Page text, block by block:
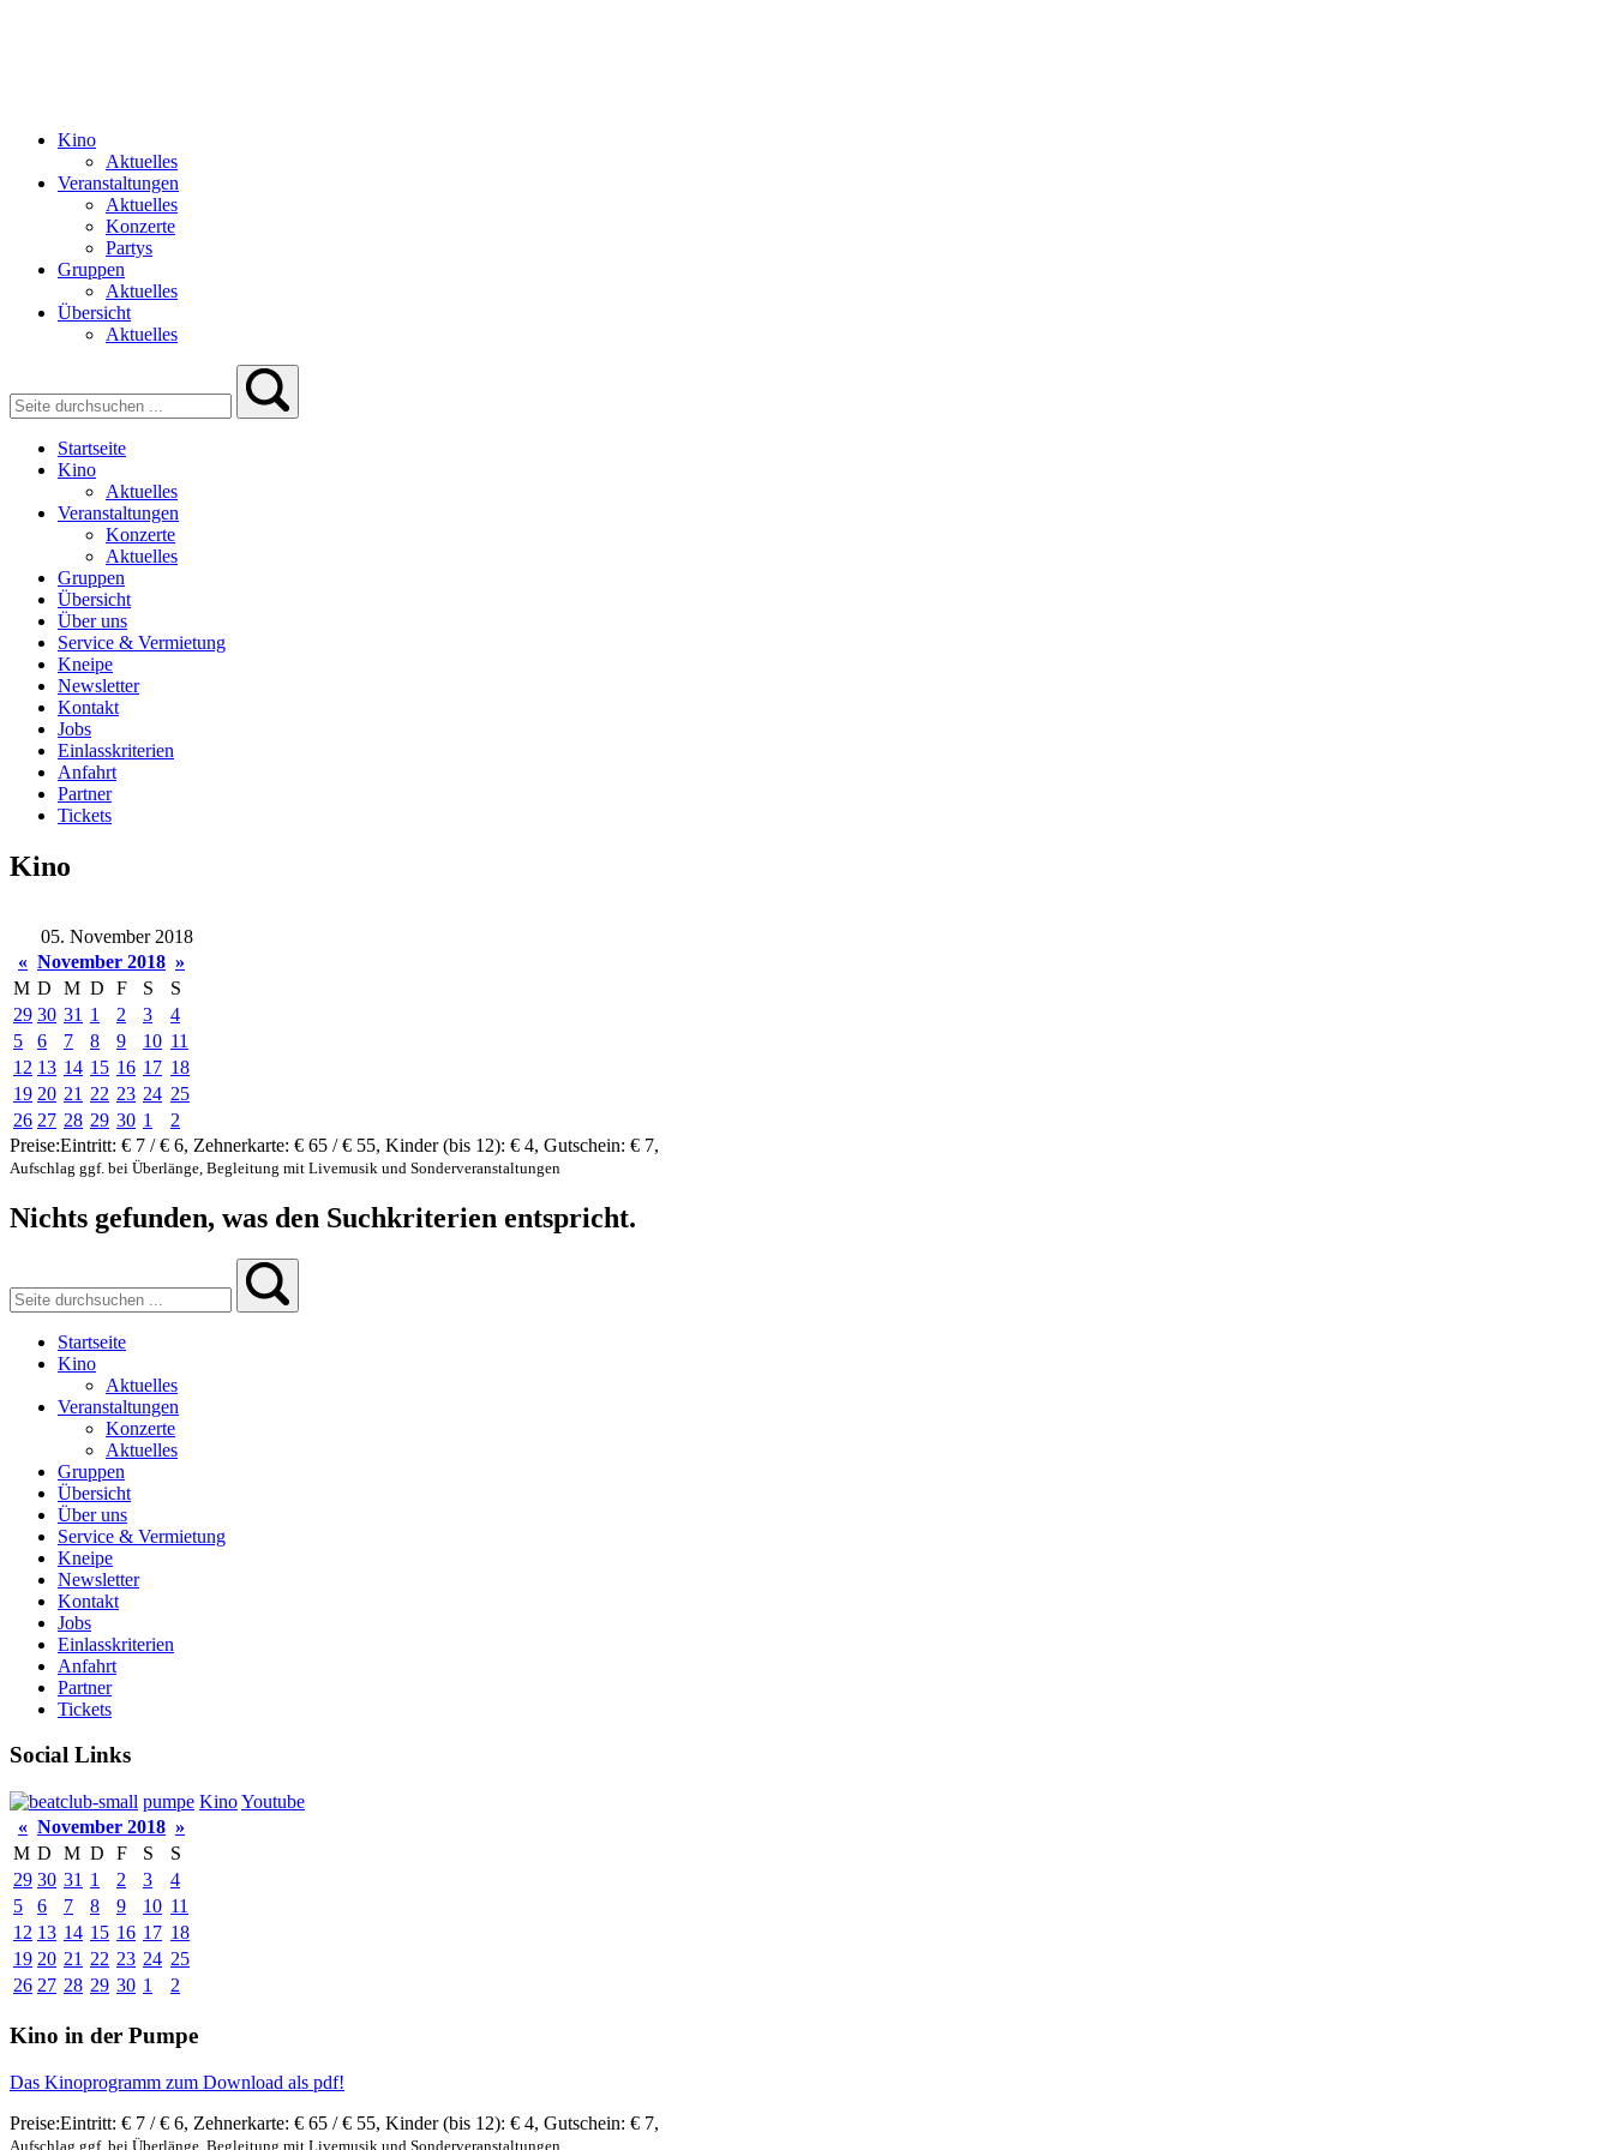
Kino
Aktuelles
Veranstaltungen
Aktuelles
Konzerte
Partys
Gruppen
Aktuelles
Übersicht
Aktuelles
Startseite
Kino
Aktuelles
Veranstaltungen
Konzerte
Aktuelles
Gruppen
Übersicht
Über uns
Service & Vermietung
Kneipe
Newsletter
Kontakt
Jobs
Einlasskriterien
Anfahrt
Partner
Tickets
Kino
05. November 2018
« November 2018 »
M D M D F S
S
29 30 31 1 2 3
4
5
6 7 8 9 10 11
12 13 14 15 16 17 18
19 20 21 22 23 24 25
26 27 28 29 30 1
2
Preise:Eintritt: € 7 / € 6, Zehnerkarte: € 65 / € 55, Kinder (bis 12): € 4, Gutschein: € 7,
Aufschlag ggf. bei Überlänge, Begleitung mit Livemusik und Sonderveranstaltungen
Nichts gefunden, was den Suchkriterien entspricht.
Startseite
Kino
Aktuelles
Veranstaltungen
Konzerte
Aktuelles
Gruppen
Übersicht
Über uns
Service & Vermietung
Kneipe
Newsletter
Kontakt
Jobs
Einlasskriterien
Anfahrt
Partner
Tickets
Social Links
pumpe KinoYoutube
« November 2018 »
M D M D F S
S
29 30 31 1 2 3
4
5
6 7 8 9 10 11
12 13 14 15 16 17 18
19 20 21 22 23 24 25
26 27 28 29 30 1 2
Kino in der Pumpe
Das Kinoprogramm zum Download als pdf!
Preise:Eintritt: € 7 / € 6, Zehnerkarte: € 65 / € 55, Kinder (bis 12): € 4, Gutschein: € 7,
Aufschlag ggf. bei Überlänge, Begleitung mit Livemusik und Sonderveranstaltungen